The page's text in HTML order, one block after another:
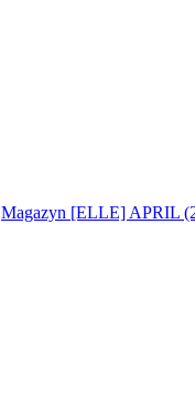
Magazyn [ELLE] APRIL